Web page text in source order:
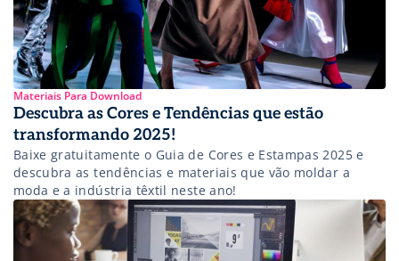
Materiais Para Download
Descubra as Cores e Tendências que estão
transformando 2025!
Baixe gratuitamente o Guia de Cores e Estampas 2025 e
descubra as tendências e materiais que vão moldar a
moda e a indústria têxtil neste ano!